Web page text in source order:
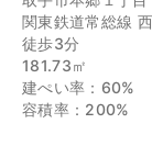
関東鉄道常総線
徒歩3分
181.73㎡
建ぺい率：60%
容積率：200%